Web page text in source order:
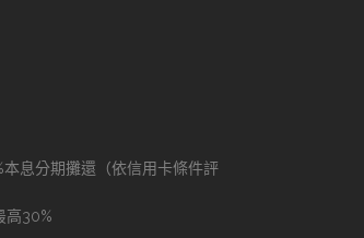
息分期攤還（依信用卡條件評
高30%